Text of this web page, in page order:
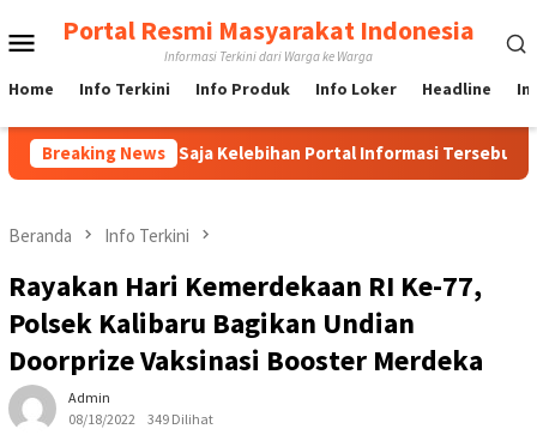
ke
Menu
Mobile
Portal Resmi Masyarakat Indonesia
Informasi Terkini dari Warga ke Warga
Home Info Terkini Info Produk Info Loker Headline
Breaking News
Apa Saja Kelebihan Portal Informasi Tersebut?
Beranda Info Terkini
Rayakan Hari Kemerdekaan RI Ke-77,
Polsek Kalibaru Bagikan Undian
Doorprize Vaksinasi Booster Merdeka
Admin
08/18/2022
349 Dilihat